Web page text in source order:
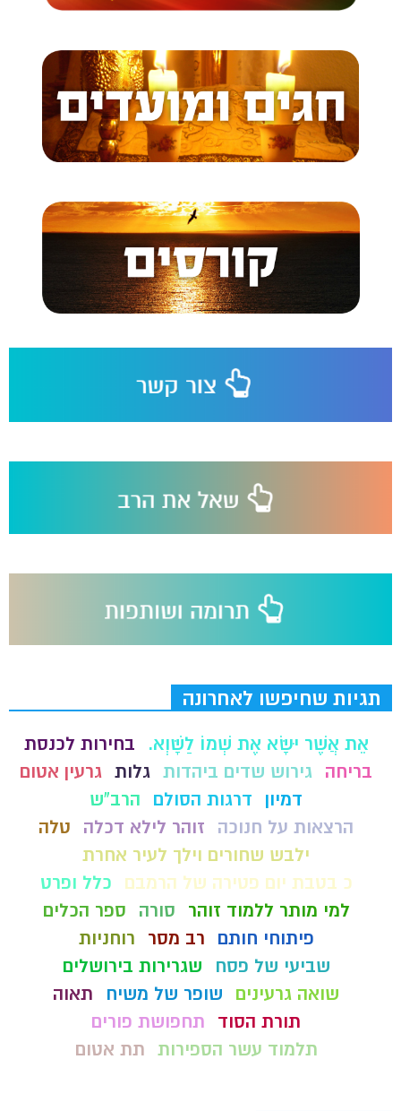
תגיות שחיפשו לאחרונה
אֵת אֲשֶׁר יִשָּׂא אֶת שְׁמוֹ לַשָּׁוְא.
בחירות לכנסת
בריחה גירוש שדים ביהדות גלות גרעין אטום
דמיון
דרגות הסולם
הרב"ש
הרצאות על חנוכה
זוהר לילא דכלה
טלה
ילבש שחורים וילך לעיר אחרת
כ בטבת יום פטירה של הרמבם
כלל ופרט
למי מותר ללמוד זוהר
סורה
ספר הכלים
פיתוחי חותם
רב מסר
רוחניות
שביעי של פסח
שגרירות בירושלים
שואה גרעינים
שופר של משיח
תאוה
תורת הסוד
תחפושת פורים
תלמוד עשר הספירות תת אטום